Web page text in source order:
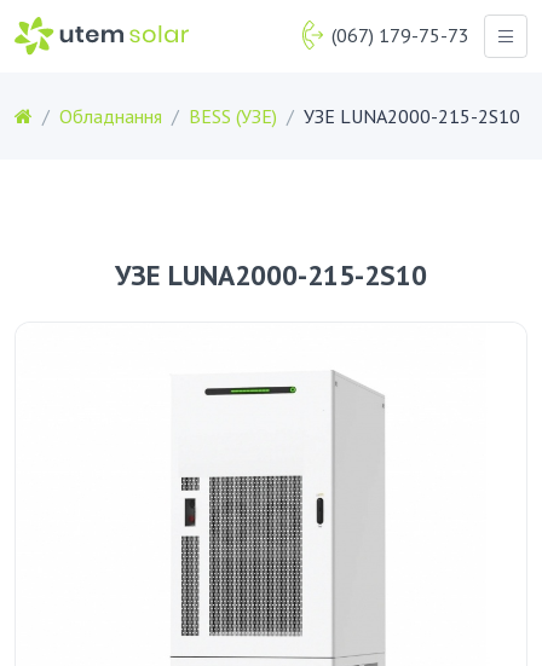
(067) 179-75-73
Обладнання BESS (УЗЕ) УЗЕ LUNA2000-215-2S10
УЗЕ LUNA2000-215-2S10